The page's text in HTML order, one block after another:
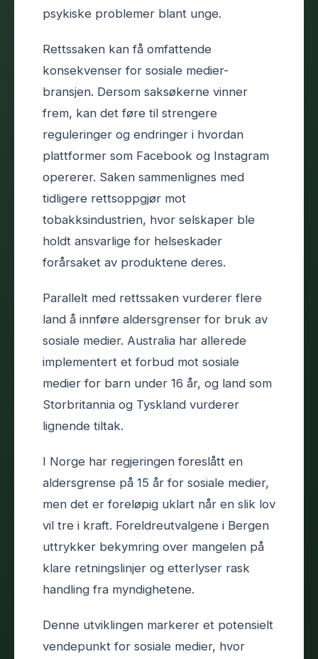
psykiske problemer blant unge.
Rettssaken kan få omfattende
konsekvenser for sosiale medier-
bransjen. Dersom saksøkerne vinner
frem, kan det føre til strengere
reguleringer og endringer i hvordan
plattformer som Facebook og Instagram
opererer. Saken sammenlignes med
tidligere rettsoppgjør mot
tobakksindustrien, hvor selskaper ble
holdt ansvarlige for helseskader
forårsaket av produktene deres.
Parallelt med rettssaken vurderer flere
land å innføre aldersgrenser for bruk av
sosiale medier. Australia har allerede
implementert et forbud mot sosiale
medier for barn under 16 år, og land som
Storbritannia og Tyskland vurderer
lignende tiltak.
I Norge har regjeringen foreslått en
aldersgrense på 15 år for sosiale medier,
men det er foreløpig uklart når en slik lov
vil tre i kraft. Foreldreutvalgene i Bergen
uttrykker bekymring over mangelen på
klare retningslinjer og etterlyser rask
handling fra myndighetene.
Denne utviklingen markerer et potensielt
vendepunkt for sosiale medier, hvor